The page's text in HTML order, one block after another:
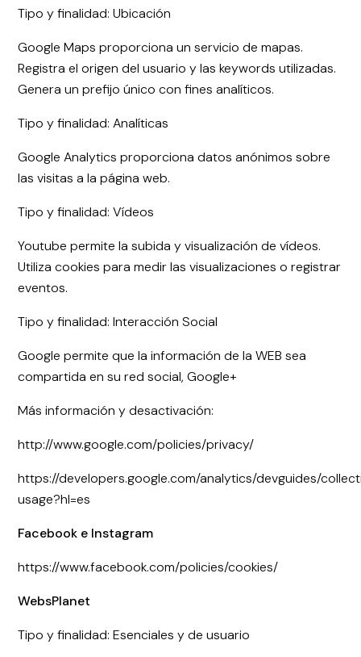
Tipo y finalidad: Ubicación
Google Maps proporciona un servicio de mapas.
Registra el origen del usuario y las keywords utilizadas.
Genera un prefijo único con fines analíticos.
Tipo y finalidad: Analíticas
Google Analytics proporciona datos anónimos sobre
las visitas a la página web.
Tipo y finalidad: Vídeos
Youtube permite la subida y visualización de vídeos.
Utiliza cookies para medir las visualizaciones o registrar
eventos.
Tipo y finalidad: Interacción Social
Google permite que la información de la WEB sea
compartida en su red social, Google+
Más información y desactivación:
http://www.google.com/policies/privacy/
https://developers.google.com/analytics/devguides/
usage?hl=es
Facebook e Instagram
https://www.facebook.com/policies/cookies/
WebsPlanet
Tipo y finalidad: Esenciales y de usuario